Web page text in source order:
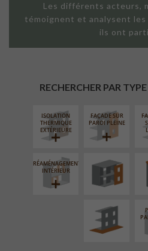
Les différents acteurs,
témoignent et analysent
ils ont
RECHERCHER PAR
ISOLATION
THERMIQUE
EXTÉRIEURE
FAÇADE SUR
PAROI PLEINE
RÉAMÉNAGEMENT
INTÉRIEUR
FERMETURE
LOGGIAS
AMÉNAGEMENT
EXTÉRIEUR